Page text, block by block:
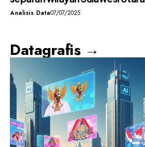
Analisis Data07/07/2025
Datagrafis →